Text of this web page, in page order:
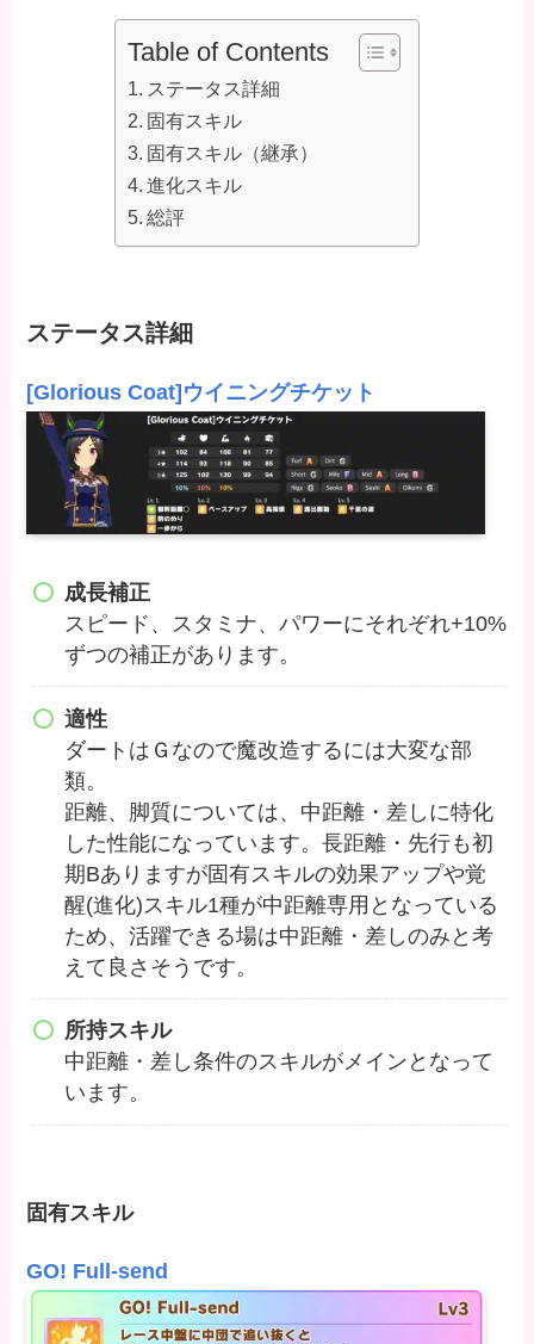
Table of Contents
ステータス詳細
固有スキル
固有スキル（継承）
進化スキル
総評
ステータス詳細
[Glorious Coat]ウイニングチケット
成長補正
スピード、スタミナ、パワーにそれぞれ+10%
ずつの補正があります。
適性
ダートはＧなので魔改造するには大変な部
類。
距離、脚質については、中距離・差しに特化
した性能になっています。長距離・先行も初
期Bありますが固有スキルの効果アップや覚
醒(進化)スキル1種が中距離専用となっている
ため、活躍できる場は中距離・差しのみと考
えて良さそうです。
所持スキル
中距離・差し条件のスキルがメインとなって
います。
固有スキル
GO! Full-send